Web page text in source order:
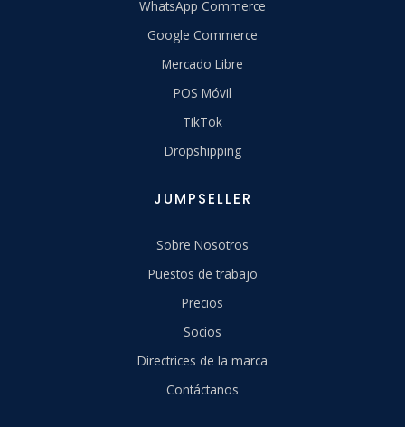
WhatsApp Commerce
Google Commerce
Mercado Libre
POS Móvil
TikTok
Dropshipping
JUMPSELLER
Sobre Nosotros
Puestos de trabajo
Precios
Socios
Directrices de la marca
Contáctanos